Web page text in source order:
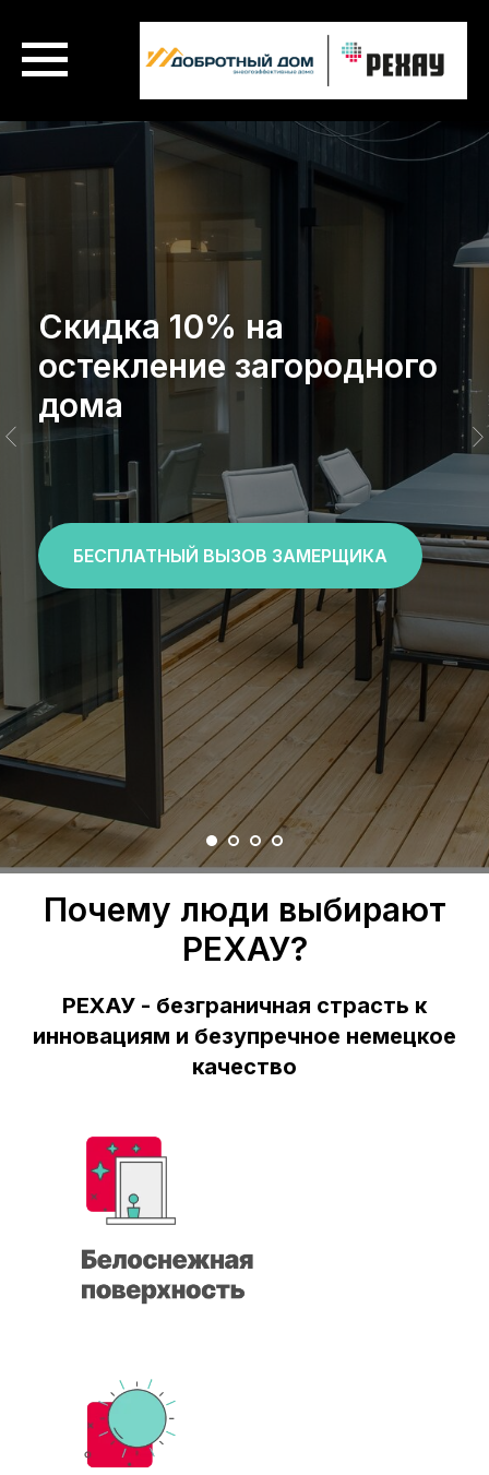
Скидка 10% на
остекление загородного
дома
БЕСПЛАТНЫЙ ВЫЗОВ ЗАМЕРЩИКА
Почему люди выбирают
РЕХАУ?
РЕХАУ - безграничная страсть к
инновациям и безупречное немецкое
качество